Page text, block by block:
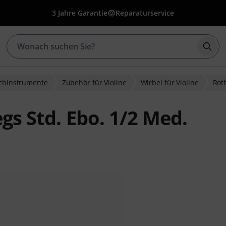
3 Jahre Garantie Reparaturservice
Zubehör für Violine Wirbel für Violine
Std. Ebo. 1/2 Med.